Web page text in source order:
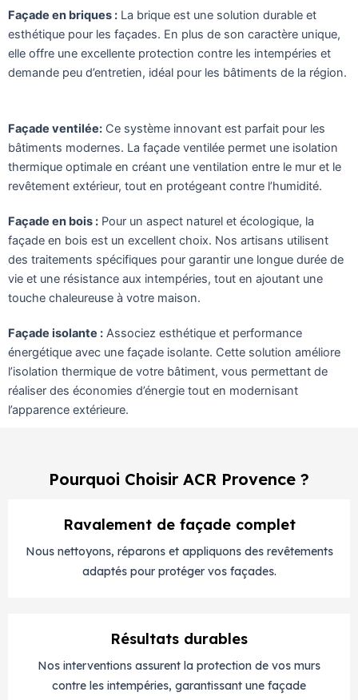
Façade en briques : La brique est une solution durable et
esthétique pour les façades. En plus de son caractère unique,
elle offre une excellente protection contre les intempéries et
demande peu d’entretien, idéal pour les bâtiments de la région.
Façade ventilée: Ce système innovant est parfait pour les
bâtiments modernes. La façade ventilée permet une isolation
thermique optimale en créant une ventilation entre le mur et le
revêtement extérieur, tout en protégeant contre l’humidité.
Façade en bois : Pour un aspect naturel et écologique, la
façade en bois est un excellent choix. Nos artisans utilisent
des traitements spécifiques pour garantir une longue durée de
vie et une résistance aux intempéries, tout en ajoutant une
touche chaleureuse à votre maison.
Façade isolante : Associez esthétique et performance
énergétique avec une façade isolante. Cette solution améliore
l’isolation thermique de votre bâtiment, vous permettant de
réaliser des économies d’énergie tout en modernisant
l’apparence extérieure.
Pourquoi Choisir ACR Provence ?
Ravalement de façade complet
Nous nettoyons, réparons et appliquons des revêtements
adaptés pour protéger vos façades.
Résultats durables
Nos interventions assurent la protection de vos murs
contre les intempéries, garantissant une façade